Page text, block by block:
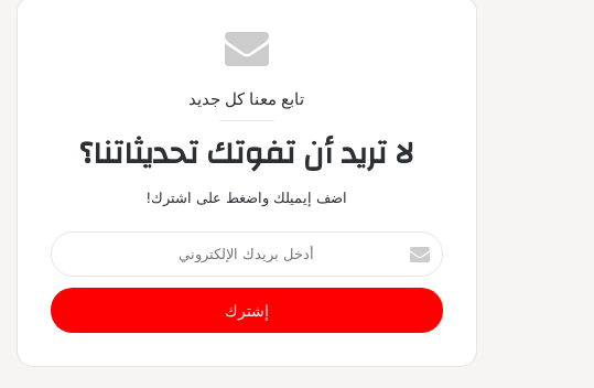
تابع معنا كل جديد
لا تريد أن تفوتك تحديثاتنا؟
اضف إيميلك واضغط على اشترك!
أ
د
خ
ل